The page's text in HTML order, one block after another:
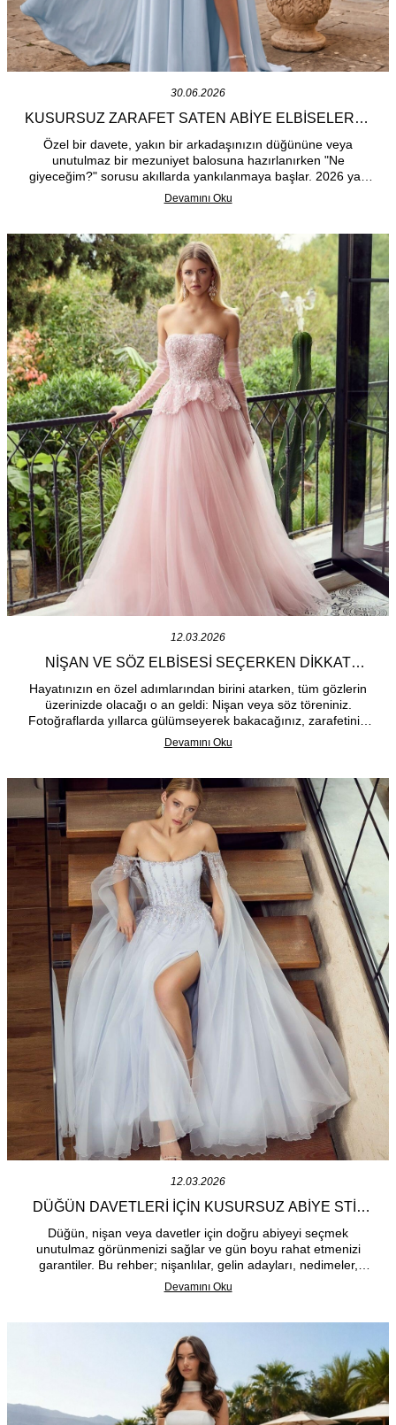
30.06.2026
KUSURSUZ ZARAFET SATEN ABIYE ELBISELERLE
GECENIN YILDIZI OLUN
Özel bir davete, yakın bir arkadaşınızın düğününe veya
unutulmaz bir mezuniyet balosuna hazırlanırken "Ne
giyeceğim?" sorusu akıllarda yankılanmaya başlar. 2026 yaz
sezonunda bu sorunun en iddialı ve zarif cevabı tek bir
kumaşta saklı: Saten.
Devamını Oku
12.03.2026
NIŞAN VE SÖZ ELBISESI SEÇERKEN DIKKAT
EDILMESI GEREKEN 5 ALTIN KURAL
Hayatınızın en özel adımlarından birini atarken, tüm gözlerin
üzerinizde olacağı o an geldi: Nişan veya söz töreniniz.
Fotoğraflarda yıllarca gülümseyerek bakacağınız, zarafetinizi
yansıtan o kusursuz elbiseyi bulmak bazen zorlayıcı olabilir. Ev
ortamında yapılan samimi bir sözden, büyük bir salondaki
sağlayacak 5 altın kuralı bir araya getirdik.
Devamını Oku
12.03.2026
DÜĞÜN DAVETLERI İÇIN KUSURSUZ ABIYE STIL
REHBERI VE ONLINE ALIŞVERIŞ İPUÇLARI
Düğün, nişan veya davetler için doğru abiyeyi seçmek
unutulmaz görünmenizi sağlar ve gün boyu rahat etmenizi
garantiler. Bu rehber; nişanlılar, gelin adayları, nedimeler,
kayınvalideler ve davet konukları için 2026 trendleri, vücut
tipine uygun kesimler, kumaş tercihleri ve online alışverişte
Devamını Oku